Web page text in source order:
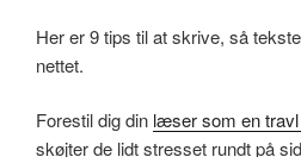
Her er 9 tips til at skrive, så
nettet.
Forestil dig din læser som en
skøjter de lidt stresset rundt på